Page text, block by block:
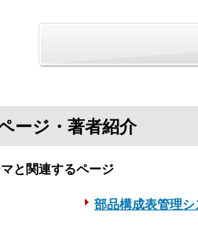
ージ・著者紹介
と関連するページ
部品構成表管理